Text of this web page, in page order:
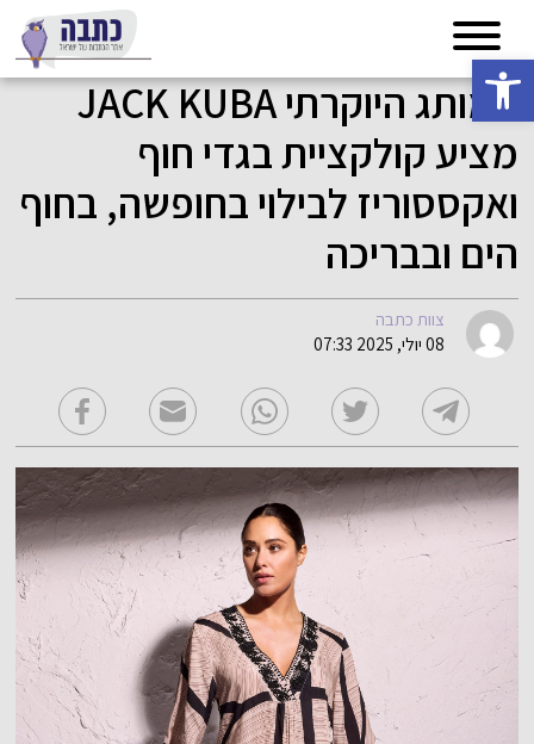
פתח סרגל נגישות
המותג היוקרתי JACK KUBA
מציע קולקציית בגדי חוף
ואקססוריז לבילוי בחופשה, בחוף
הים ובבריכה
צוות כתבה
08 יולי, 2025 07:33